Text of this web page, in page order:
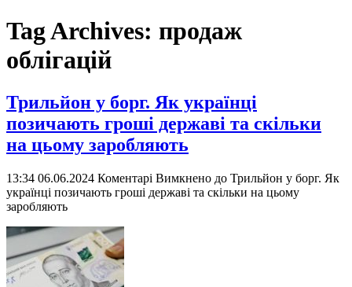
Tag Archives: продаж
облігацій
Трильйон у борг. Як українці
позичають гроші державі та скільки
на цьому заробляють
13:34 06.06.2024 Коментарі Вимкнено до Трильйон у борг. Як
українці позичають гроші державі та скільки на цьому
заробляють